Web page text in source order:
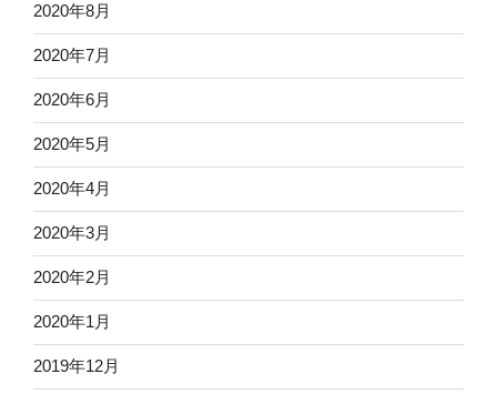
2020年8月
2020年7月
2020年6月
2020年5月
2020年4月
2020年3月
2020年2月
2020年1月
2019年12月